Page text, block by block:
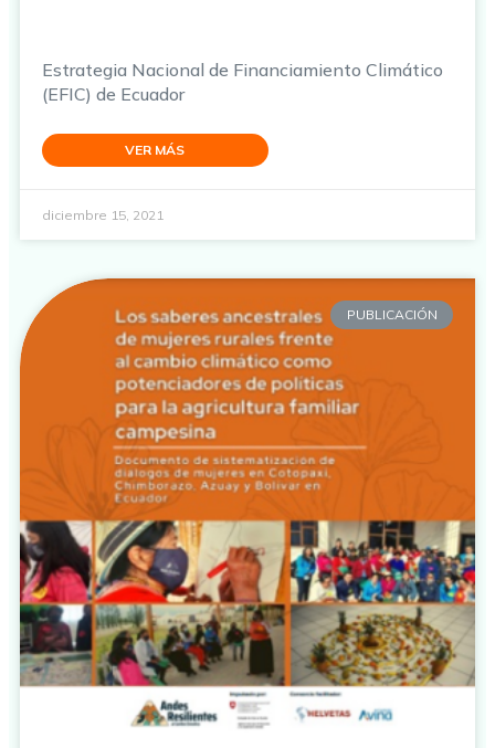
Estrategia Nacional de Financiamiento Climático
(EFIC) de Ecuador
VER MÁS
diciembre 15, 2021
PUBLICACIÓN